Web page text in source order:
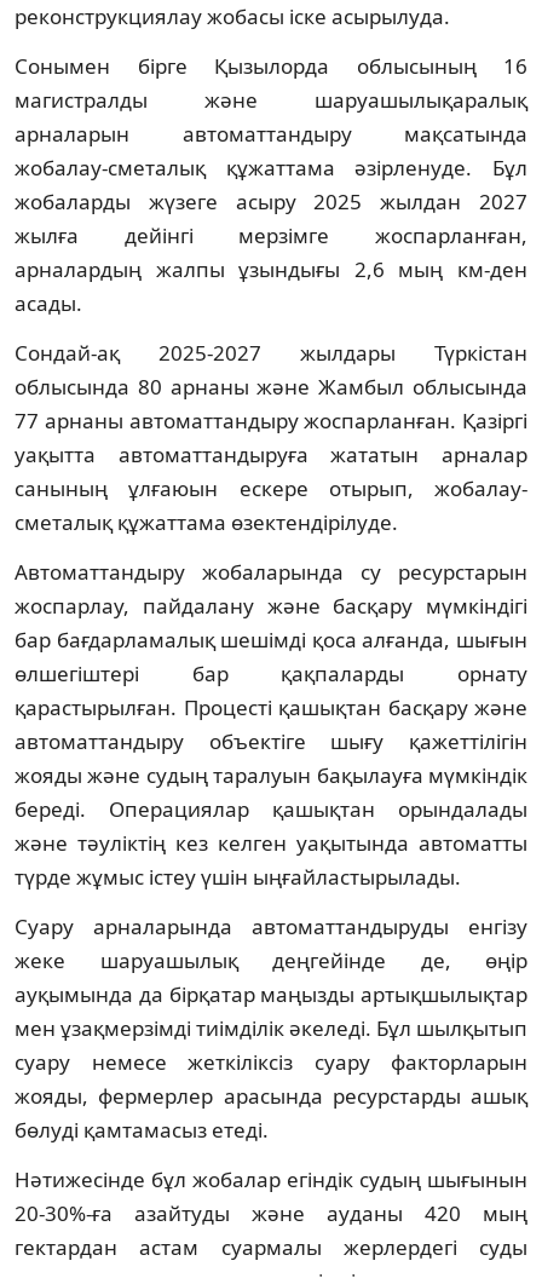
реконструкциялау жобасы іске асырылуда.
Сонымен бірге Қызылорда облысының 16
магистралды және шаруашылықаралық
арналарын автоматтандыру мақсатында
жобалау-сметалық құжаттама әзірленуде. Бұл
жобаларды жүзеге асыру 2025 жылдан 2027
жылға дейінгі мерзімге жоспарланған,
арналардың жалпы ұзындығы 2,6 мың км-ден
асады.
Сондай-ақ 2025-2027 жылдары Түркістан
облысында 80 арнаны және Жамбыл облысында
77 арнаны автоматтандыру жоспарланған. Қазіргі
уақытта автоматтандыруға жататын арналар
санының ұлғаюын ескере отырып, жобалау-
сметалық құжаттама өзектендірілуде.
Автоматтандыру жобаларында су ресурстарын
жоспарлау, пайдалану және басқару мүмкіндігі
бар бағдарламалық шешімді қоса алғанда, шығын
өлшегіштері бар қақпаларды орнату
қарастырылған. Процесті қашықтан басқару және
автоматтандыру объектіге шығу қажеттілігін
жояды және судың таралуын бақылауға мүмкіндік
береді. Операциялар қашықтан орындалады
және тәуліктің кез келген уақытында автоматты
түрде жұмыс істеу үшін ыңғайластырылады.
Суару арналарында автоматтандыруды енгізу
жеке шаруашылық деңгейінде де, өңір
ауқымында да бірқатар маңызды артықшылықтар
мен ұзақмерзімді тиімділік әкеледі. Бұл шылқытып
суару немесе жеткіліксіз суару факторларын
жояды, фермерлер арасында ресурстарды ашық
бөлуді қамтамасыз етеді.
Нәтижесінде бұл жобалар егіндік судың шығынын
20-30%-ға азайтуды және ауданы 420 мың
гектардан астам суармалы жерлердегі суды